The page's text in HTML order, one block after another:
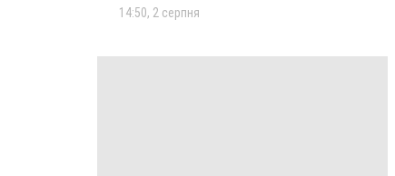
14:50, 2 серпня